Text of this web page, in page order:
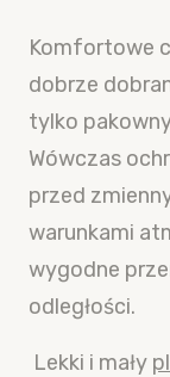
Komfortowe
dobrze
tylko
Wówczas
przed
warunkami
wygodne
odległości.
Lekki i mały